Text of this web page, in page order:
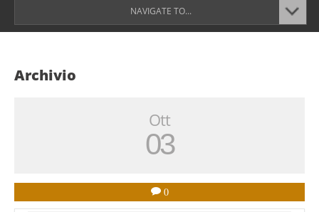
NAVIGATE TO...
Archivio
Ott
03
0